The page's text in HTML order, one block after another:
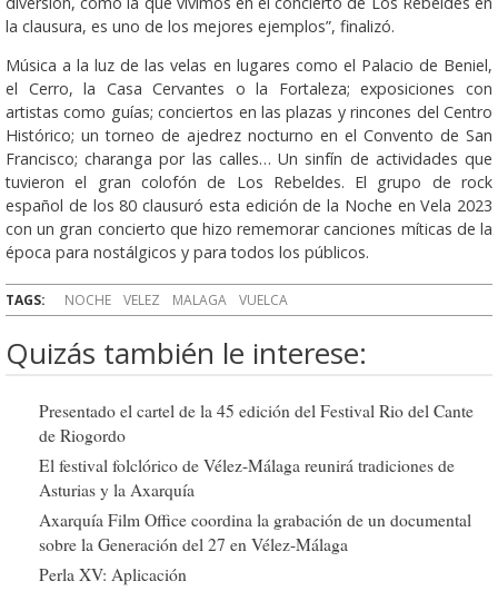
la clausura, es uno de los mejores ejemplos”, finalizó.
Música a la luz de las velas en lugares como el Palacio de Beniel,
el Cerro, la Casa Cervantes o la Fortaleza; exposiciones con
artistas como guías; conciertos en las plazas y rincones del Centro
Histórico; un torneo de ajedrez nocturno en el Convento de San
Francisco; charanga por las calles… Un sinfín de actividades que
tuvieron el gran colofón de Los Rebeldes. El grupo de rock
español de los 80 clausuró esta edición de la Noche en Vela 2023
con un gran concierto que hizo rememorar canciones míticas de la
época para nostálgicos y para todos los públicos.
TAGS: NOCHE VELEZ MALAGA VUELCA
Quizás también le interese:
Presentado el cartel de la 45 edición del Festival Rio del Cante
de Riogordo
El festival folclórico de Vélez-Málaga reunirá tradiciones de
Asturias y la Axarquía
Axarquía Film Office coordina la grabación de un documental
sobre la Generación del 27 en Vélez-Málaga
Perla XV: Aplicación